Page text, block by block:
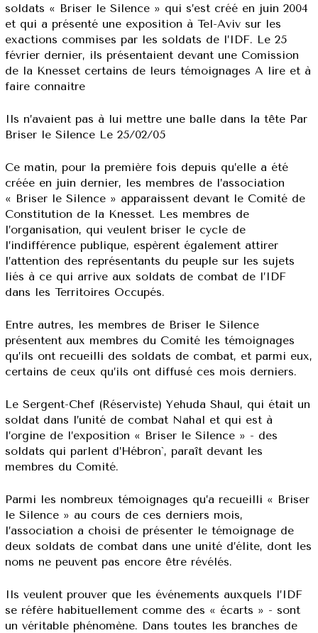
soldats « Briser le Silence » qui s’est créé en juin 2004
et qui a présenté une exposition à Tel-Aviv sur les
exactions commises par les soldats de l’IDF. Le 25
février dernier, ils présentaient devant une Comission
de la Knesset certains de leurs témoignages A lire et à
faire connaitre
Ils n’avaient pas à lui mettre une balle dans la tête Par
Briser le Silence Le 25/02/05
Ce matin, pour la première fois depuis qu’elle a été
créée en juin dernier, les membres de l’association
« Briser le Silence » apparaissent devant le Comité de
Constitution de la Knesset. Les membres de
l’organisation, qui veulent briser le cycle de
l’indifférence publique, espèrent également attirer
l’attention des représentants du peuple sur les sujets
liés à ce qui arrive aux soldats de combat de l’IDF
dans les Territoires Occupés.
Entre autres, les membres de Briser le Silence
présentent aux membres du Comité les témoignages
qu’ils ont recueilli des soldats de combat, et parmi eux,
certains de ceux qu’ils ont diffusé ces mois derniers.
Le Sergent-Chef (Réserviste) Yehuda Shaul, qui était un
soldat dans l’unité de combat Nahal et qui est à
l’orgine de l’exposition « Briser le Silence » - des
soldats qui parlent d’Hébron`, paraît devant les
membres du Comité.
Parmi les nombreux témoignages qu’a recueilli « Briser
le Silence » au cours de ces derniers mois,
l’association a choisi de présenter le témoignage de
deux soldats de combat dans une unité d’élite, dont les
noms ne peuvent pas encore être révélés.
Ils veulent prouver que les événements auxquels l’IDF
se réfère habituellement comme des « écarts » - sont
un véritable phénomène. Dans toutes les branches de